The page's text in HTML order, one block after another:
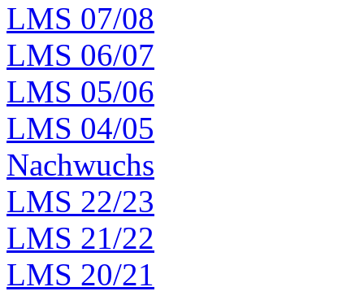
LMS 07/08
LMS 06/07
LMS 05/06
LMS 04/05
Nachwuchs
LMS 22/23
LMS 21/22
LMS 20/21